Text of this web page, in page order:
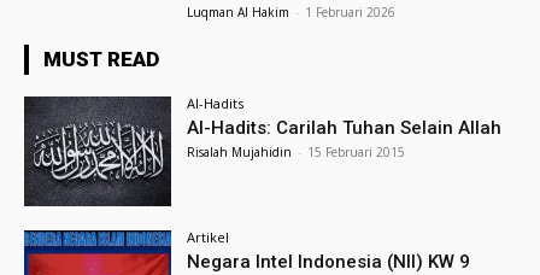
Luqman Al Hakim - 1 Februari 2026
MUST READ
Al-Hadits
Al-Hadits: Carilah Tuhan Selain Allah
Risalah Mujahidin - 15 Februari 2015
Artikel
Negara Intel Indonesia (NII) KW 9